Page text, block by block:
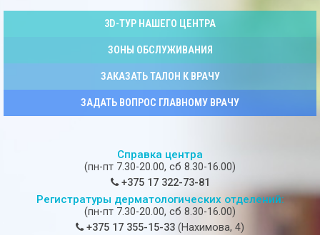
3D-ТУР НАШЕГО ЦЕНТРА
ЗОНЫ ОБСЛУЖИВАНИЯ
ЗАКАЗАТЬ ТАЛОН К ВРАЧУ
ЗАДАТЬ ВОПРОС ГЛАВНОМУ ВРАЧУ
Справка центра
(пн-пт 7.30-20.00, сб 8.30-16.00)
+375 17 322-73-81
Регистратуры дерматологических отделений:
(пн-пт 7.30-20.00, сб 8.30-16.00)
+375 17 355-15-33 (Нахимова, 4)